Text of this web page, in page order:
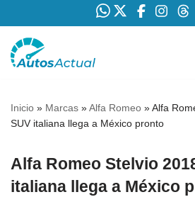
Saltar
Inicio » Marcas »Alfa Romeo »Alfa
SUV italiana llega a México pronto
Alfa Romeo Stelvio
italiana llega a México